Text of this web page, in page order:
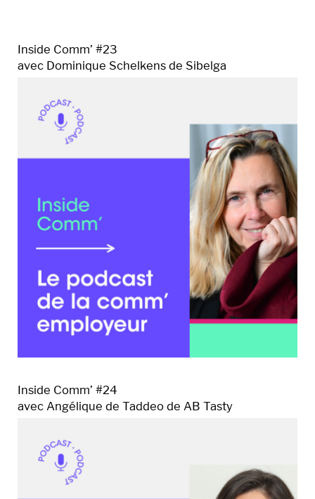
Inside Comm’ #23
avec Dominique Schelkens de Sibelga
Inside Comm’ #24
avec Angélique de Taddeo de AB Tasty